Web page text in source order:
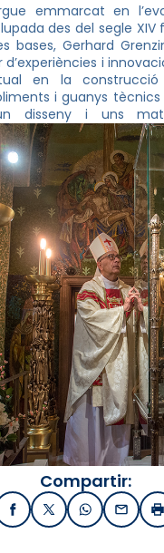
emmarcat en
des del segle XIV
bases, Gerhard
i
en la construcció
i guanys
disseny i uns
Compartir:
FacebookX / TwitterWhatsApp
Email